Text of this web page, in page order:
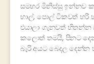
සමහර මිනිස්සු ඉන්නව
හාල්, පොල් ටිකවත් හරි
එයාලා ගැනවත්
කලොත් තමයි, පිනට
බැරි අයට බෙදල